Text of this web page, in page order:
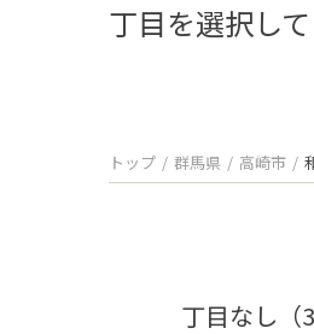
丁目を選択し
トップ 群馬県 高崎市
丁目なし（3